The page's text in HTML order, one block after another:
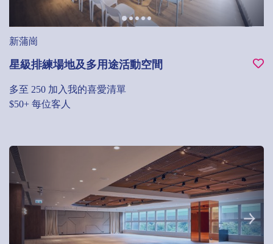
新蒲崗
星級排練場地及多用途活動空間
多至 250 加入我的喜愛清單
$50+ 每位客人